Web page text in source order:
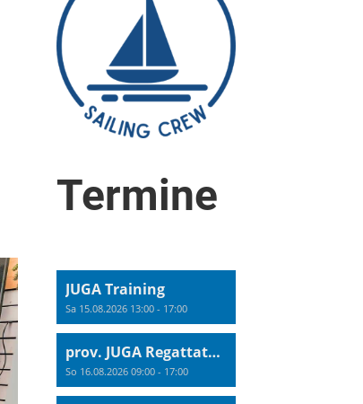
Termine
JUGA Training
Sa 15.08.2026 13:00 - 17:00
prov. JUGA Regattatraining
So 16.08.2026 09:00 - 17:00